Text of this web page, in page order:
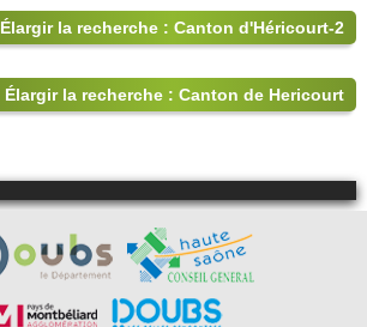
Élargir la recherche : Canton d'Héricourt-2
Élargir la recherche : Canton de Hericourt